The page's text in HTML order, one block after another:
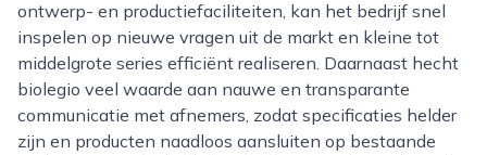
ontwerp- en productiefaciliteiten, kan het bedrijf snel
inspelen op nieuwe vragen uit de markt en kleine tot
middelgrote series efficiënt realiseren. Daarnaast hecht
biolegio veel waarde aan nauwe en transparante
communicatie met afnemers, zodat specificaties helder
zijn en producten naadloos aansluiten op bestaande